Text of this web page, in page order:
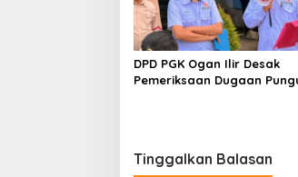
DPD PGK Ogan Ilir Desak
Pemeriksaan Dugaan
Tinggalkan Balasan